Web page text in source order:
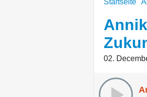
Startseite
02.